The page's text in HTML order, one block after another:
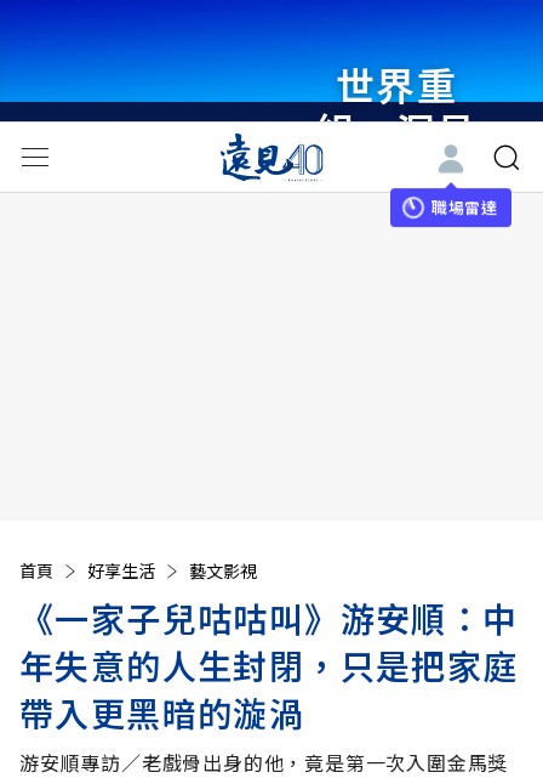
世界重
組・洞見
未來 與
世界領袖
職場雷達
首頁 好享生活 藝文影視
《一家子兒咕咕叫》游安順：中
年失意的人生封閉，只是把家庭
帶入更黑暗的漩渦
游安順專訪／老戲骨出身的他，竟是第一次入圍金馬獎